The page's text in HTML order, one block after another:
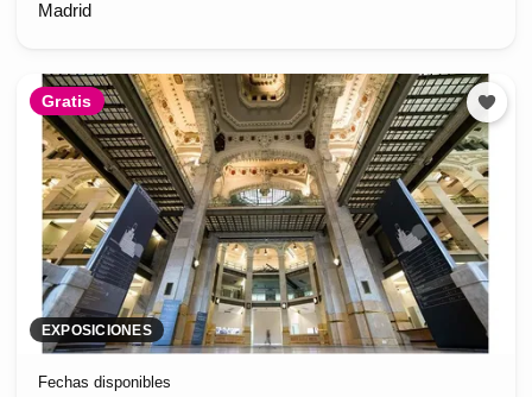
Madrid
Gratis
EXPOSICIONES
Fechas disponibles